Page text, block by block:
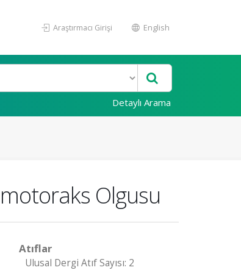
Araştırmacı Girişi English
Detaylı Arama
Olgusu
Atıflar
Ulusal Dergi Atıf Sayısı: 2